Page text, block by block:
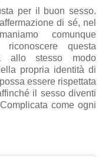
per il buon sesso.
di sé, nel
comunque
questa
allo stesso modo
propria identità di
essere rispettata
il sesso diventi
come ogni